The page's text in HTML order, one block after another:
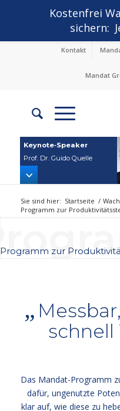
Kontakt
Mandat
Keynote‑Speaker
Prof. Dr. Guido Quelle
Sie sind hier: Startseite /
Programm zur
Programm zur
„
schnell
Das Mandat-Programm
dafür, ungenutzte
klar auf, wie diese zu
Kostenfrei
sichern: